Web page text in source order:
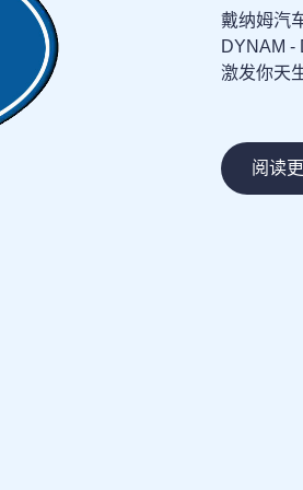
阅读
戴纳姆汽
DYNAM -
激发你天